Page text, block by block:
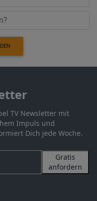
TV Newsletter mit
Impuls und
Dich jede Woche.
Gratis
anfordern